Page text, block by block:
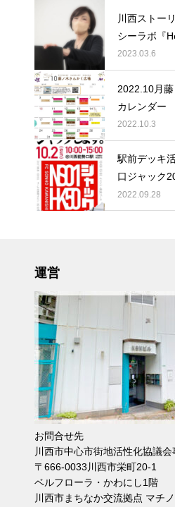
川西ストー
シーラボ『
美（いぬい
2023.03.6
2022.10月
カレンダー
2022.10.3
駅前デッキ
口ジャック
O川西
2022.09.28
運営
お問合せ先
川西市中心市街地活性化協議会
〒666-0033川西市栄町20-1
ベルフローラ・かわにし1階
川西市まちなか交流拠点 マチ